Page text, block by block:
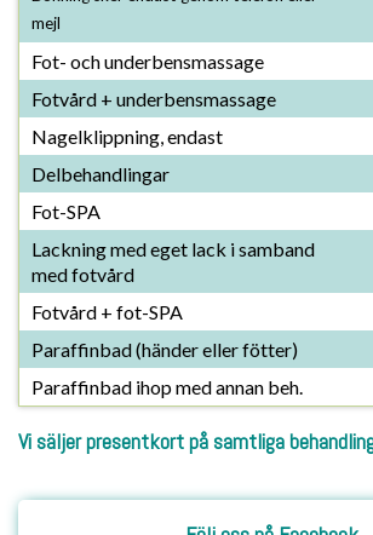
mejl
Fot- och underbensmassage
Fotvård + underbensmassage
Nagelklippning, endast
Delbehandlingar
Fot-SPA
Lackning med eget lack i samband
med fotvård
Fotvård + fot-SPA
Paraffinbad (händer eller fötter)
Paraffinbad ihop med annan beh.
Vi säljer presentkort på samtliga